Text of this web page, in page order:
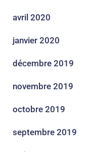
avril 2020
janvier 2020
décembre 2019
novembre 2019
octobre 2019
septembre 2019